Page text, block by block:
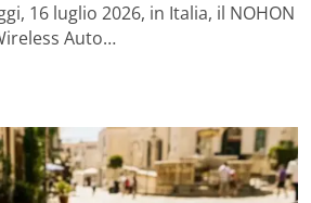
16 luglio 2026, in Italia, il NOHON
Auto…